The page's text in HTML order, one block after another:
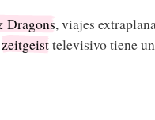
Dragons, viajes
zeitgeisttelevisivo tiene